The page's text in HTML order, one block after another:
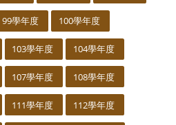
99學年度 100學年度
103學年度 104學年度
107學年度 108學年度
111學年度 112學年度